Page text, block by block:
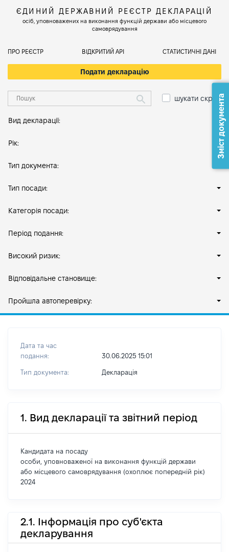
ЄДИНИЙ ДЕРЖАВНИЙ РЕЄСТР ДЕКЛАРАЦІЙ
осіб, уповноважених на виконання функцій держави або місцевого
самоврядування
ПРО РЕЄСТР ВІДКРИТИЙ АРІ СТАТИСТИЧНІ ДАНІ
Подати декларацію
шукати скрізь
Вид декларації:
Рік:
Тип документа:
Тип посади:
Категорія посади:
Період подання:
Високий ризик:
Відповідальне становище:
Пройшла автоперевірку:
Дата та час
подання:
30.06.2025 15:01
Тип документа: Декларація
1. Вид декларації та звітний період
Кандидата на посаду
особи, уповноваженої на виконання функцій держави
або місцевого самоврядування (охоплює попередній рік)
2024
2.1. Інформація про суб'єкта
декларування
Зміст документа